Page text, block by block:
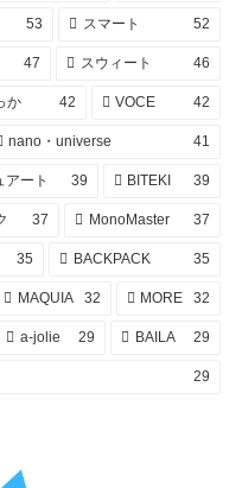
53 スマート 52
47 スウィート 46
か 42 VOCE 42
nano・universe 41
アート 39 BITEKI 39
37 MonoMaster 37
35 BACKPACK 35
MAQUIA 32 MORE 32
a-jolie 29 BAILA 29
29